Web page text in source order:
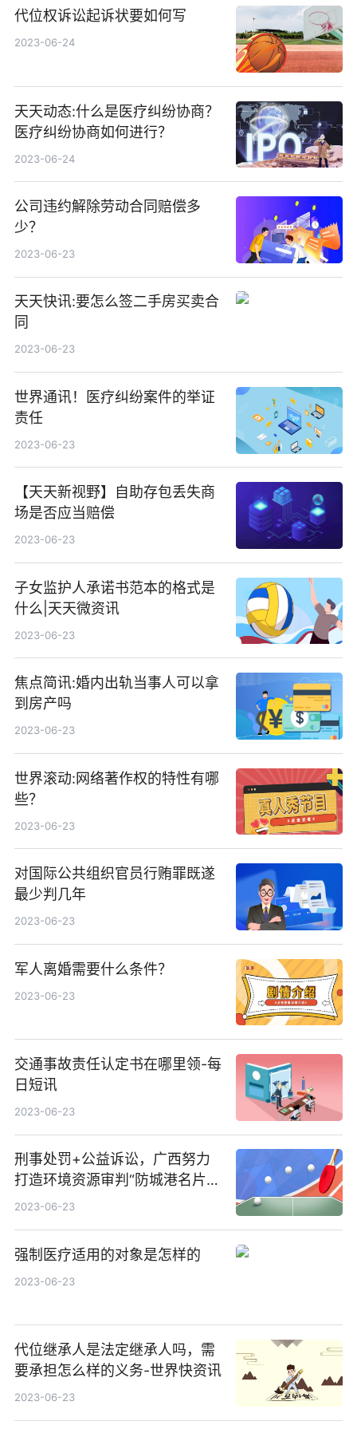
代位权诉讼起诉状要如何写
2023-06-24
天天动态:什么是医疗纠纷协商？
医疗纠纷协商如何进行？
2023-06-24
公司违约解除劳动合同赔偿多
少？
2023-06-23
天天快讯:要怎么签二手房买卖合
同
2023-06-23
世界通讯！医疗纠纷案件的举证
责任
2023-06-23
【天天新视野】自助存包丢失商
场是否应当赔偿
2023-06-23
子女监护人承诺书范本的格式是
什么|天天微资讯
2023-06-23
焦点简讯:婚内出轨当事人可以拿
到房产吗
2023-06-23
世界滚动:网络著作权的特性有哪
些？
2023-06-23
对国际公共组织官员行贿罪既遂
最少判几年
2023-06-23
军人离婚需要什么条件？
2023-06-23
交通事故责任认定书在哪里领-每
日短讯
2023-06-23
刑事处罚+公益诉讼，广西努力
打造环境资源审判“防城港名片”
天天热门
2023-06-23
强制医疗适用的对象是怎样的
2023-06-23
代位继承人是法定继承人吗，需
要承担怎么样的义务-世界快资讯
2023-06-23